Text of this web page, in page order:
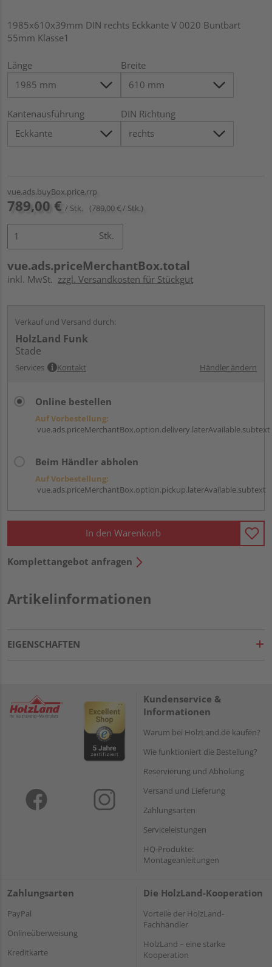
1985x610x39mm DIN rechts Eckkante V 0020 Buntbart
55mm Klasse1
Länge Breite
Kantenausführung DIN Richtung
vue.ads.buyBox.price.rrp
789,00 € / Stk. (789,00 € / Stk.)
Stk.
vue.ads.priceMerchantBox.total
inkl. MwSt. zzgl. Versandkosten für Stückgut
Verkauf und Versand durch:
HolzLand Funk
Stade
Services Kontakt Händler ändern
Online bestellen
Auf Vorbestellung:
vue.ads.priceMerchantBox.option.delivery.laterAvailable.subtext
Beim Händler abholen
Auf Vorbestellung:
vue.ads.priceMerchantBox.option.pickup.laterAvailable.subtext
In den Warenkorb
Komplettangebot anfragen
Artikelinformationen
EIGENSCHAFTEN
Kundenservice &
Informationen
Warum bei HolzLand.de kaufen?
Wie funktioniert die Bestellung?
Reservierung und Abholung
Versand und Lieferung
Zahlungsarten
Serviceleistungen
HQ-Produkte:
Montageanleitungen
Zahlungsarten
PayPal
Onlineüberweisung
Kreditkarte
Die HolzLand-Kooperation
Vorteile der HolzLand-
Fachhändler
HolzLand – eine starke
Kooperation